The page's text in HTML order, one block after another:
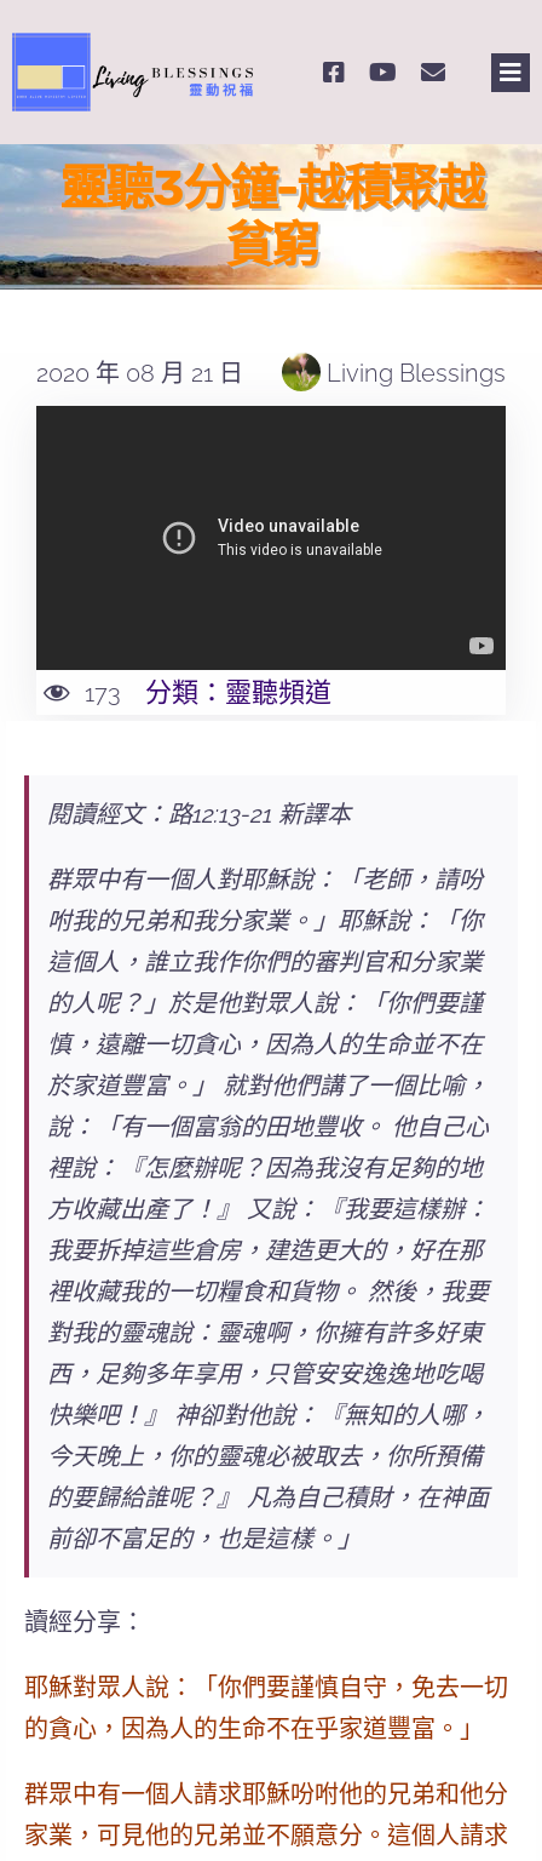
to
content
關於我們
奉獻支持
課程報名
靈聽3分鐘-越積聚越
貧窮
2020 年 08 月 21 日 Living Blessings
173 分類： 靈聽頻道
閱讀經文：路12:13-21 新譯本
群眾中有一個人對耶穌說：「老師，請吩
咐我的兄弟和我分家業。」耶穌說：「你
這個人，誰立我作你們的審判官和分家業
的人呢？」於是他對眾人說：「你們要謹
慎，遠離一切貪心，因為人的生命並不在
於家道豐富。」 就對他們講了一個比喻，
說：「有一個富翁的田地豐收。 他自己心
裡說：『怎麼辦呢？因為我沒有足夠的地
方收藏出產了！』 又說：『我要這樣辦：
我要拆掉這些倉房，建造更大的，好在那
裡收藏我的一切糧食和貨物。 然後，我要
對我的靈魂說：靈魂啊，你擁有許多好東
西，足夠多年享用，只管安安逸逸地吃喝
快樂吧！』 神卻對他說：『無知的人哪，
今天晚上，你的靈魂必被取去，你所預備
的要歸給誰呢？』 凡為自己積財，在神面
前卻不富足的，也是這樣。」
讀經分享：
耶穌對眾人說：「你們要謹慎自守，免去一切
的貪心， 因為人的生命不在乎家道豐富。 」
群眾中有一個人請求耶穌吩咐他的兄弟和他分
家業，可見他的兄弟並不願意分。這個人請求